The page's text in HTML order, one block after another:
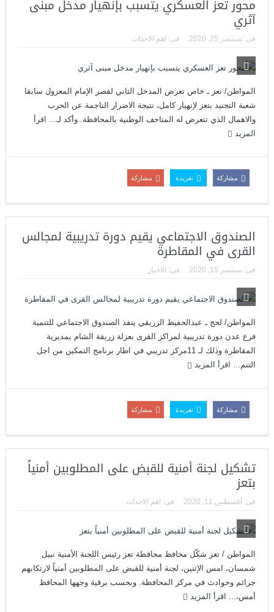
محور تعز العسكري يتسبب بإنهيار مدخل مبنى
آثري
فى: سبتمبر 25, 2020 فى: اهم الاحداث
المواطن/ تعز ـ خاص تعرض المدخل الثاني لقصر الإمام المعرول سابقا
شعبة التجنيد بتعز لإنهيار كامل، نتيجة الاضرار الناجمة عن الحرب
والاهمال الذي تتعرض له المتاحف الوطنية بالمحافظة. وأكد لـ... اقرأ
المزيد
مشاركة تغريدة مشاركة
الصندوق الاجتماعي يقيم دورة تدريبية لمجالس
القرى في المقاطرة
فى: سبتمبر 15, 2020 فى: الاخبار
المواطن/ لحج ـ عبدالحفيظ الزريقي ينفذ الصندوق الاجتماعي للتنمية
فرع عدن دورة تدريبية لمراكز القرى بعزلة زريقة الشام بمديرية
المقاطرة وذلك لـ 11مركز تدريبي في اطار برنامج التمكين من اجل
التنم... اقرأ المزيد
مشاركة تغريدة مشاركة
تشكيل لجنة أمنية للقبض على المطلوبين أمنياً
بتعز
فى: أغسطس 11, 2020 فى: اهم الاحداث
المواطن / تعز شكّل محافظ محافظة تعز رئيس اللجنة الأمنية نبيل
شمسان، امس الإثنين، لجنة أمنية للقبض على المطلوبين أمنياً لارتكابهم
جرائم وحوادث في مركز المحافظة. وبحسب برقية وجهها المحافظ
أمس،... اقرأ المزيد